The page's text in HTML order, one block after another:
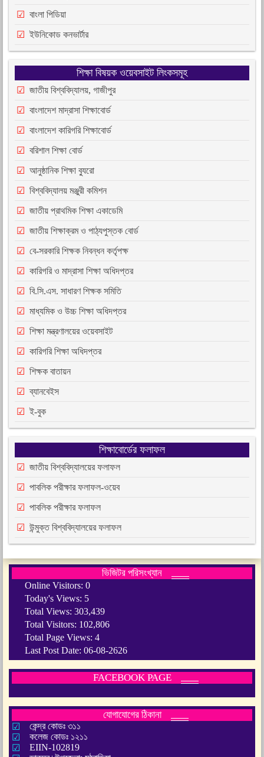
বাংলা পিডিয়া
ইউনিকোড কনভার্টার
শিক্ষা বিষয়ক ওয়েবসাইট লিংকসমূহ
জাতীয় বিশ্ববিদ্যালয়, গাজীপুর
বাংলাদেশ মাদ্রাসা শিক্ষাবোর্ড
বাংলাদেশ কারিগরি শিক্ষাবোর্ড
বরিশাল শিক্ষা বোর্ড
আনুষ্ঠানিক শিক্ষা ব্যুরো
বিশ্ববিদ্যালয় মঞ্জুরী কমিশন
জাতীয় প্রাথমিক শিক্ষা একাডেমি
জাতীয় শিক্ষাক্রম ও পাঠ্যপুস্তক বোর্ড
বে-সরকারি শিক্ষক নিবন্ধন কর্তৃপক্ষ
কারিগরি ও মাদ্রাসা শিক্ষা অধিদপ্তর
বি.সি.এস. সাধারণ শিক্ষক সমিতি
মাধ্যমিক ও উচ্চ শিক্ষা অধিদপ্তর
শিক্ষা মন্ত্রণালয়ের ওয়েবসাইট
কারিগরি শিক্ষা অধিদপ্তর
শিক্ষক বাতায়ন
ব্যানবেইস
ই-বুক
শিক্ষাবোর্ডের ফলাফল
জাতীয় বিশ্ববিদ্যালয়ের ফলাফল
পাবলিক পরীক্ষার ফলাফল-ওয়েব
পাবলিক পরীক্ষার ফলাফল
উন্মুক্ত বিশ্ববিদ্যালয়ের ফলাফল
ভিজিটর পরিসংখ্যান
Online Visitors: 0
Today's Views: 5
Total Views: 303,439
Total Visitors: 102,806
Total Page Views: 4
Last Post Date: 06-08-2626
FACEBOOK PAGE
যোগাযোগের ঠিকানা
কেন্দ্র কোডঃ ৩১১
কলেজ কোডঃ ১২১১
EIIN-102819